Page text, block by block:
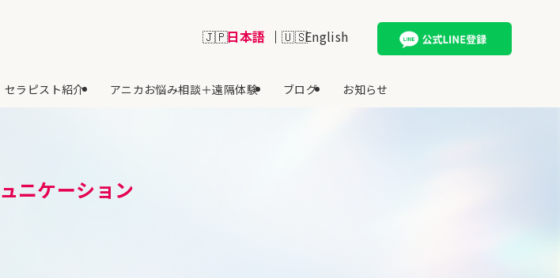
セラピスト紹介 アニカお悩み相談＋遠隔体験 ブログ お知らせ
English
日本語
ニケーション